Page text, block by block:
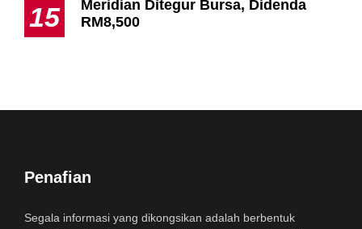
15
Meridian Ditegur Bursa, Didenda
RM8,500
Penafian
Segala informasi yang dikongsikan adalah berbentuk